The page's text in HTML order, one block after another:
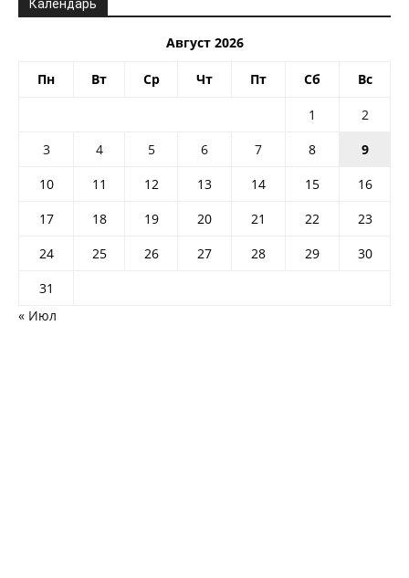
Календарь
Август 2026
Пн Вт Ср Чт Пт Сб Вс
1
2
3
4 5 6 7 8
9
10
11 12 13 14 15
16
17
18 19 20 21 22
23
24
25 26 27 28 29
30
31
« Июл